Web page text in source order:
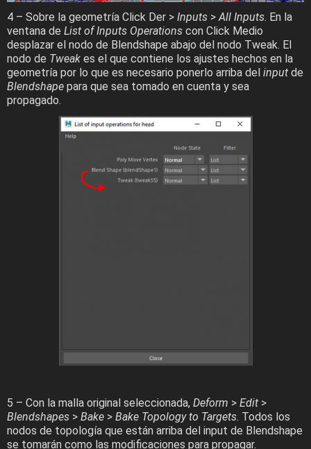
4 – Sobre la geometría Click Der > Inputs >All Inputs. En la
ventana de List of Inputs Operations con Click Medio
desplazar el nodo de Blendshape abajo del nodo Tweak. El
nodo de Tweak es el que contiene los ajustes hechos en la
geometría por lo que es necesario ponerlo arriba del input de
Blendshape para que sea tomado en cuenta y sea
propagado.
5 – Con la malla original seleccionada, Deform > Edit >
Blendshapes > Bake > Bake Topology to Targets. Todos los
nodos de topología que están arriba del input de Blendshape
se tomarán como las modificaciones para propagar.